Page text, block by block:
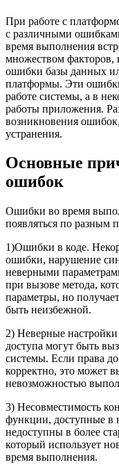
При работе с
с различными
время выполнения
множеством факторов,
ошибки базы данных
платформы. Эти
работе системы, а в
работы приложения.
возникновения
устранения.
Основные
ошибок
Ошибки во время
появляться по разным
1)Ошибки в коде.
ошибки, нарушение
неверными
при вызове метода,
параметры, но
быть неизбежной.
2) Неверные
доступа могут быть
системы. Если права
корректно, это может
невозможностью
3) Несовместимость
функции, доступные в
недоступны в более
который использует
время выполнения.